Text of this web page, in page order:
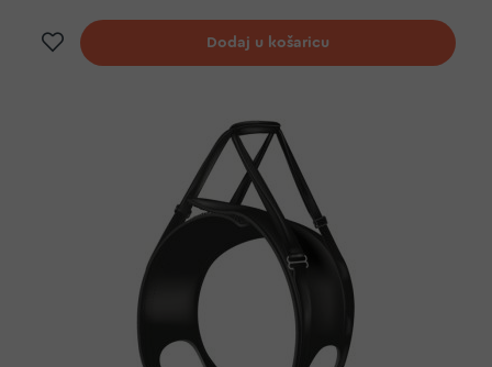
Dodaj na listu želja
Dodaj u košaricu